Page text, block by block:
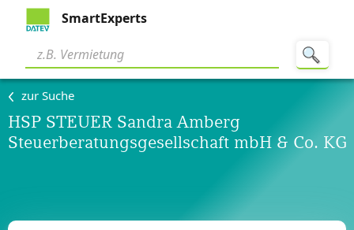
SmartExperts
zur Suche
HSP STEUER Sandra Amberg
Steuerberatungsgesellschaft mbH & Co. KG